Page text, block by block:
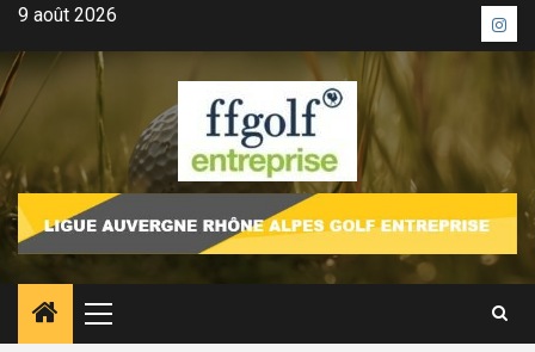
Skip
content
9 août 2026
Primary
Menu